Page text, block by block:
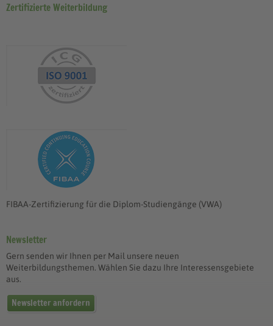
Zertifizierte Weiterbildung
FIBAA-Zertifizierung für die Diplom-Studiengänge (VWA)
Newsletter
Gern senden wir Ihnen per Mail unsere neuen
Weiterbildungsthemen. Wählen Sie dazu Ihre Interessensgebiete
aus.
Newsletter anfordern